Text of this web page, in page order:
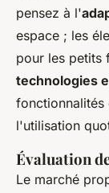
pensez à l'
espace ; les
pour les petits
technologies
fonctionnalités
l'utilisation
Évaluation
Le marché